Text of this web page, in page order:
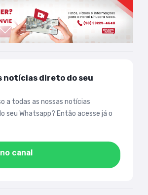
notícias direto do seu
a todas as nossas notícias
seu Whatsapp? Então acesse já o
canal